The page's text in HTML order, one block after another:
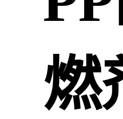
燃